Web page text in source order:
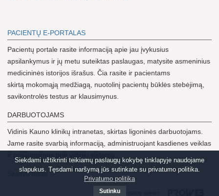
Siekdami užtikrinti teikiamų paslaugų kokybę tinklapyje naudojame
slapukus. Tęsdami naršymą jūs sutinkate su privatumo politika.
Privatumo politika
Sutinku
PACIENTŲ E-PORTALAS
Pacientų portale rasite informaciją apie jau įvykusius
apsilankymus ir jų metu suteiktas paslaugas, matysite asmeninius
medicininės istorijos išrašus. Čia rasite ir pacientams
skirtą mokomąją medžiagą, nuotolinį pacientų būklės stebėjimą,
savikontrolės testus ar klausimynus.
DARBUOTOJAMS
Vidinis Kauno klinikų intranetas, skirtas ligoninės darbuotojams.
Jame rasite svarbią informaciją, administruojant kasdienes veiklas
Skaityti toliau ->